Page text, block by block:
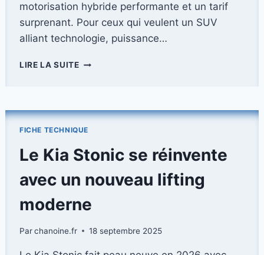
motorisation hybride performante et un tarif
surprenant. Pour ceux qui veulent un SUV
alliant technologie, puissance…
LIRE LA SUITEDÉCOUVREZ
EN
:
SPÉCIFICATIONS
TARIF
FICHE TECHNIQUE
Le Kia Stonic se réinvente
avec un nouveau lifting
moderne
Parchanoine.fr 18 septembre 2025